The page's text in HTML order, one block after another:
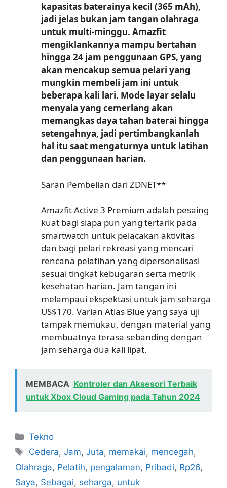
kapasitas baterainya kecil (365 mAh),
jadi jelas bukan jam tangan olahraga
untuk multi-minggu. Amazfit
mengiklankannya mampu bertahan
hingga 24 jam penggunaan GPS, yang
akan mencakup semua pelari yang
mungkin membeli jam ini untuk
beberapa kali lari. Mode layar selalu
menyala yang cemerlang akan
memangkas daya tahan baterai hingga
setengahnya, jadi pertimbangkanlah
hal itu saat mengaturnya untuk latihan
dan penggunaan harian.
Saran Pembelian dari ZDNET**
Amazfit Active 3 Premium adalah pesaing
kuat bagi siapa pun yang tertarik pada
smartwatch untuk pelacakan aktivitas
dan bagi pelari rekreasi yang mencari
rencana pelatihan yang dipersonalisasi
sesuai tingkat kebugaran serta metrik
kesehatan harian. Jam tangan ini
melampaui ekspektasi untuk jam seharga
US$170. Varian Atlas Blue yang saya uji
tampak memukau, dengan material yang
membuatnya terasa sebanding dengan
jam seharga dua kali lipat.
MEMBACA Kontroler dan Aksesori Terbaik
untuk Xbox Cloud Gaming pada Tahun 2024
Kategori
Tekno
Tag
Cedera,Jam,Juta, memakai, mencegah,
Olahraga, Pelatih, pengalaman, Pribadi, Rp26,
Saya, Sebagai, seharga, untuk